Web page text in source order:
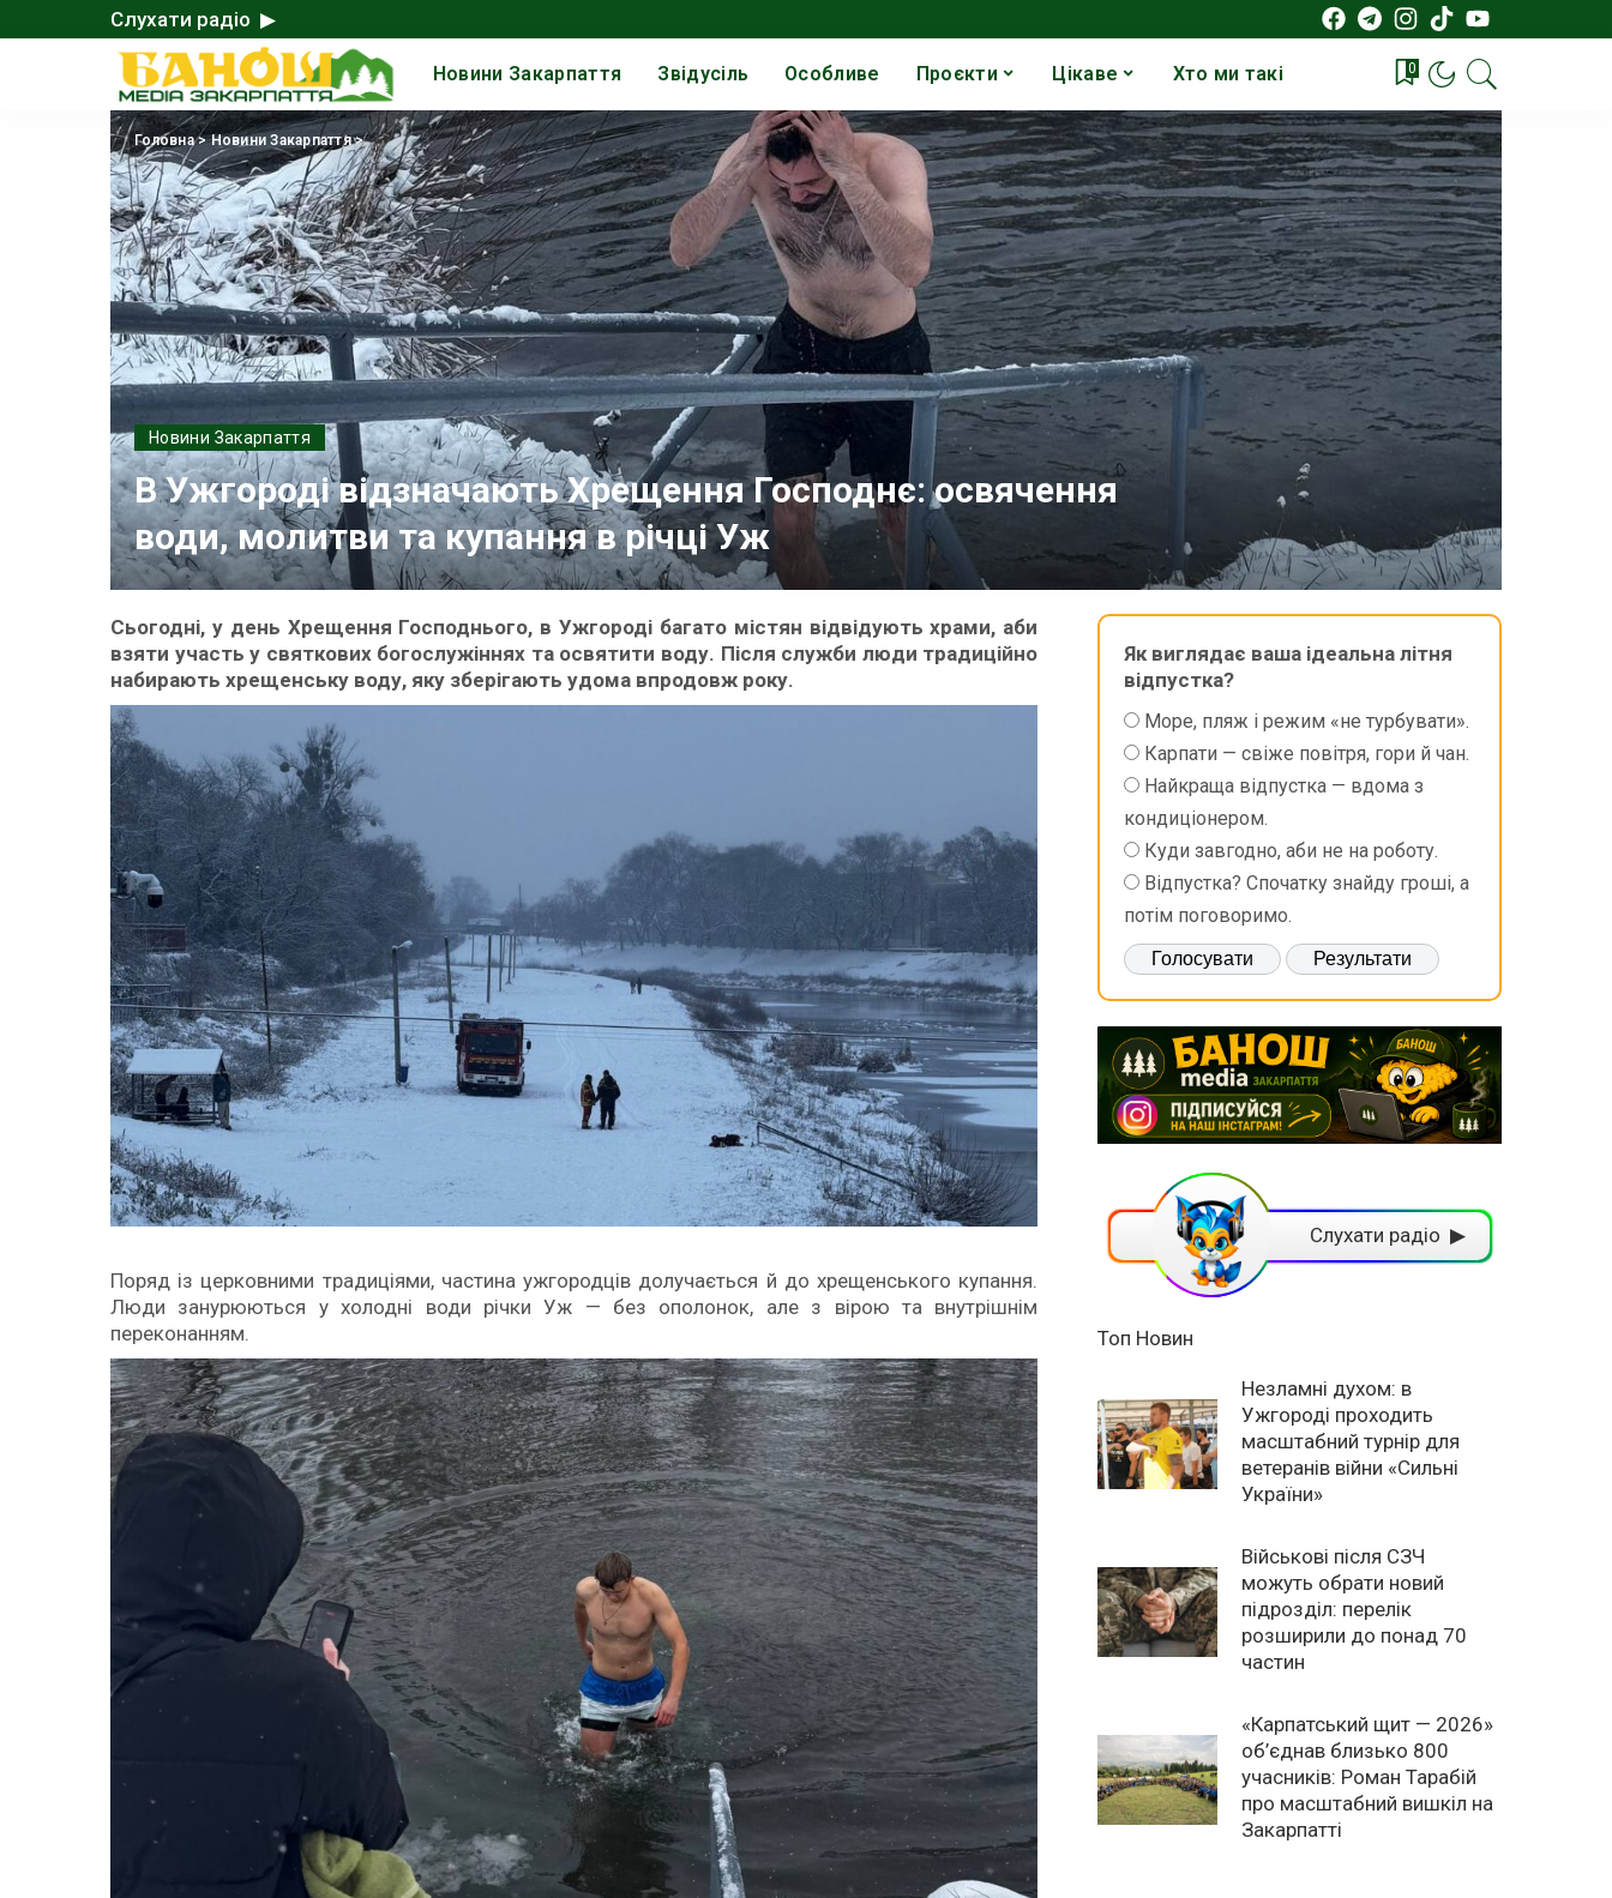
Слухати радіо ▶
Новини Закарпаття Звідусіль Особливе Проєкти Цікаве Хто ми такі 0
Головна>Новини Закарпаття>
Новини Закарпаття
В Ужгороді відзначають Хрещення Господнє: освячення
води, молитви та купання в річці Уж
Сьогодні, у день Хрещення Господнього, в Ужгороді багато містян відвідують храми, аби
взяти участь у святкових богослужіннях та освятити воду. Після служби люди традиційно
набирають хрещенську воду, яку зберігають удома впродовж року.
Поряд із церковними традиціями, частина ужгородців долучається й до хрещенського купання.
Люди занурюються у холодні води річки Уж — без ополонок, але з вірою та внутрішнім
переконанням.
Як виглядає ваша ідеальна літня
відпустка?
Море, пляж і режим «не турбувати».
Карпати — свіже повітря, гори й чан.
Найкраща відпустка — вдома з
кондиціонером.
Куди завгодно, аби не на роботу.
Відпустка? Спочатку знайду гроші, а
потім поговоримо.
Слухати радіо ▶
Топ Новин
Незламні духом: в
Ужгороді проходить
масштабний турнір для
ветеранів війни «Сильні
України»
Військові після СЗЧ
можуть обрати новий
підрозділ: перелік
розширили до понад 70
частин
«Карпатський щит — 2026»
об’єднав близько 800
учасників: Роман Тарабій
про масштабний вишкіл на
Закарпатті